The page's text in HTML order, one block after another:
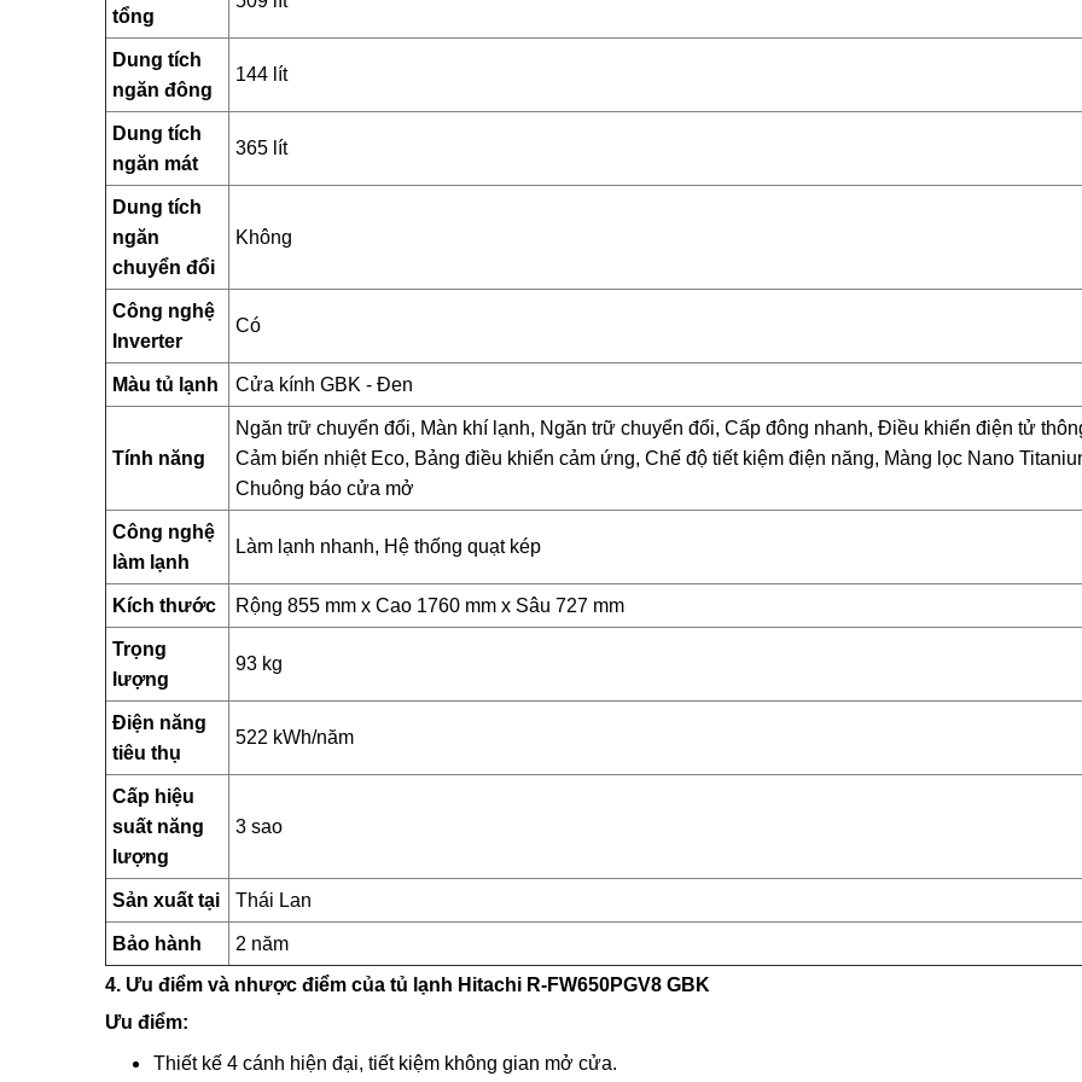
tổng
Dung tích
ngăn đông
144 lít
Dung tích
ngăn mát
365 lít
Dung tích
ngăn
chuyển đổi
Không
Công nghệ
Inverter
Có
Màu tủ lạnh Cửa kính GBK - Đen
Tính năng
Ngăn trữ chuyển đổi, Màn khí lạnh, Ngăn trữ chuyển đổi, Cấp đông nhanh, Điều khiển điện tử
Cảm biến nhiệt Eco, Bảng điều khiển cảm ứng, Chế độ tiết kiệm điện năng, Màng lọc Nano
Chuông báo cửa mở
Công nghệ
làm lạnh
Làm lạnh nhanh, Hệ thống quạt kép
Kích thước Rộng 855 mm x Cao 1760 mm x Sâu 727 mm
Trọng
lượng
93 kg
Điện năng
tiêu thụ
522 kWh/năm
Cấp hiệu
suất năng
lượng
3 sao
Sản xuất tại Thái Lan
Bảo hành
2 năm
4. Ưu điểm và nhược điểm của tủ lạnh Hitachi R-FW650PGV8 GBK
Ưu điểm:
Thiết kế 4 cánh hiện đại, tiết kiệm không gian mở cửa.